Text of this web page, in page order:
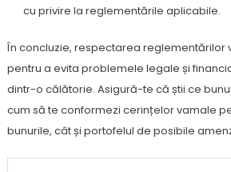
cu privire la reglementările aplicabile.
În concluzie, respectarea reglementărilor
pentru a evita problemele legale și
dintr-o călătorie. Asigură-te că știi ce
cum să te conformezi cerințelor vamale
bunurile, cât și portofelul de posibile